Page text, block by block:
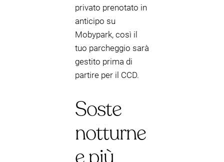
privato prenotato in
anticipo su
Mobypark, così il
tuo parcheggio sarà
gestito prima di
partire per il CCD.
Soste
notturne